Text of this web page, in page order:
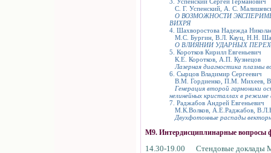
С. Г. Успенский, А. С.
О ВОЗМОЖНОСТИ
ВИХРЯ
4. Шахворостова Надежда
М.С. Бургин, В.Л. Кауц, Н.Н.
О ВЛИЯНИИ УДАРНЫХ
5. Коротков Кирилл Евгеньевич
К.Е. Коротков, А.П. Кузнецов
Лазерная диагностика
6. Сырцов Владимир Сергеевич
В.М. Гордиенко, П.М. Михеев,
Генерация второй гармоники
нелинейных кристаллах в
7. Раджабов Андрей Евгеньевич
М.К.Волков, А.Е.Раджабов,
Двухфотонные распады
М9. Интердисциплинарные вопросы
14.30-19.00 Стендовые доклады